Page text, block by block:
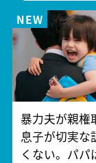
暴力夫が親
息子が切実な
くない。パ